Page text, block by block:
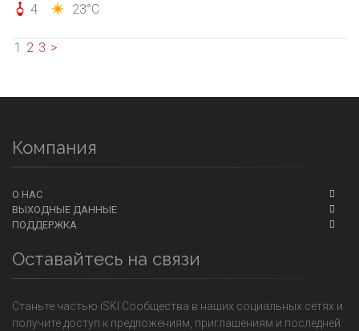
4 23°C
1 2 3 >
Компания
О НАС
ВЫХОДНЫЕ ДАННЫЕ
ПОДДЕРЖКА
Оставайтесь на связи
Станьте частью iSKI Сообщества в наших социальных сетях и
получите доступ к предложениям, приглашениям и последней